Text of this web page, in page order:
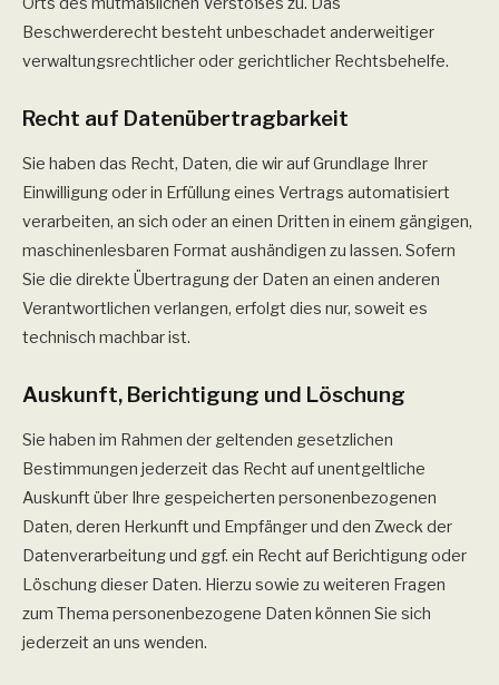
Beschwerderecht besteht unbeschadet anderweitiger
verwaltungsrechtlicher oder gerichtlicher Rechtsbehelfe.
Recht auf Daten­übertrag­barkeit
Sie haben das Recht, Daten, die wir auf Grundlage Ihrer
Einwilligung oder in Erfüllung eines Vertrags automatisiert
verarbeiten, an sich oder an einen Dritten in einem gängigen,
maschinenlesbaren Format aushändigen zu lassen. Sofern
Sie die direkte Übertragung der Daten an einen anderen
Verantwortlichen verlangen, erfolgt dies nur, soweit es
technisch machbar ist.
Auskunft, Berichtigung und Löschung
Sie haben im Rahmen der geltenden gesetzlichen
Bestimmungen jederzeit das Recht auf unentgeltliche
Auskunft über Ihre gespeicherten personenbezogenen
Daten, deren Herkunft und Empfänger und den Zweck der
Datenverarbeitung und ggf. ein Recht auf Berichtigung oder
Löschung dieser Daten. Hierzu sowie zu weiteren Fragen
zum Thema personenbezogene Daten können Sie sich
jederzeit an uns wenden.